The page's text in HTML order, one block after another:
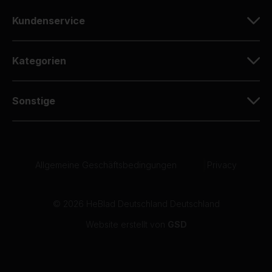
gekauft und bin sehr zufrieden mit der
Qualität.
Kundenservice
Kategorien
Sonstige